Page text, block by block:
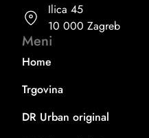
Ilica 45
10 000 Zagreb
Meni
Home
Trgovina
DR Urban original